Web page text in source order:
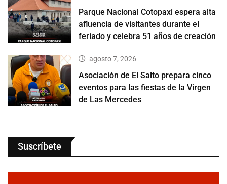
Parque Nacional Cotopaxi espera alta
afluencia de visitantes durante el
feriado y celebra 51 años de creación
agosto 7, 2026
Asociación de El Salto prepara cinco
eventos para las fiestas de la Virgen
de Las Mercedes
Suscríbete